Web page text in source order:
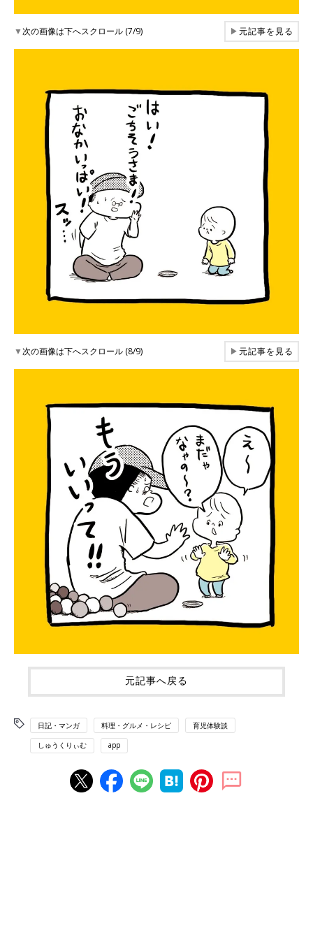
▼次の画像は下へスクロール (7/9) ▶元記事を見る
▼次の画像は下へスクロール (8/9) ▶元記事を見る
元記事へ戻る
日記・マンガ 料理・グルメ・レシピ 育児体験談
しゅうくりぃむ app